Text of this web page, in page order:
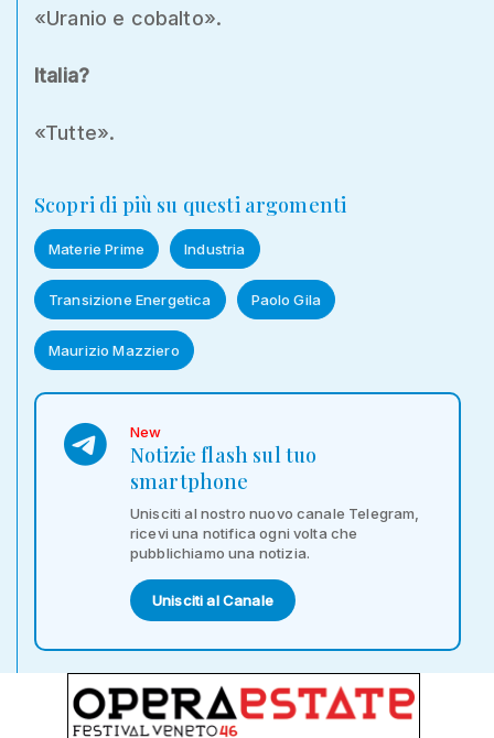
«Uranio e cobalto».
Italia?
«Tutte».
Scopri di più su questi argomenti
Materie Prime Industria
Transizione Energetica Paolo Gila
Maurizio Mazziero
New
Notizie flash sul tuo
smartphone
Unisciti al nostro nuovo canale Telegram,
ricevi una notifica ogni volta che
pubblichiamo una notizia.
Unisciti al Canale